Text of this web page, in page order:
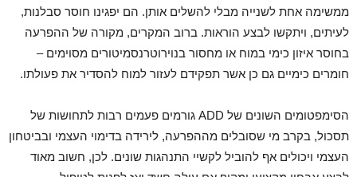
ממשימה אחת לשנייה מבלי להשלים אותן. הם יפגינו חוסר סבלנות,
לעיתים, ויתקשו לבצע הוראות. ברוב המקרים, מקורה של ההפרעה
בחוסר איזון כימי במוח או מחסור בנוירוטרנסמיטורים מסוימים –
חומרים כימיים גם כן אשר תפקידם לעזור למוח להסדיר את פעולתו.
הסימפטומים השונים של ADD גורמים פעמים רבות לתחושות של
תסכול, בקרב מי שסובלים מההפרעה, לירידה בדימוי העצמי ובביטחון
העצמי ויכולים אף להוביל לקשיי התנהגות שונים. לכן, חשוב מאוד